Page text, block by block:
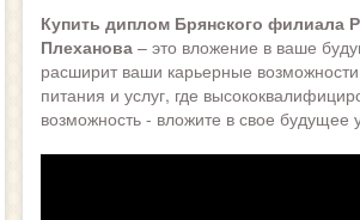
Купить диплом Брянского филиала
Плеханова – это вложение в ваше
расширит ваши карьерные
питания и услуг, где
возможность - вложите в свое будущее